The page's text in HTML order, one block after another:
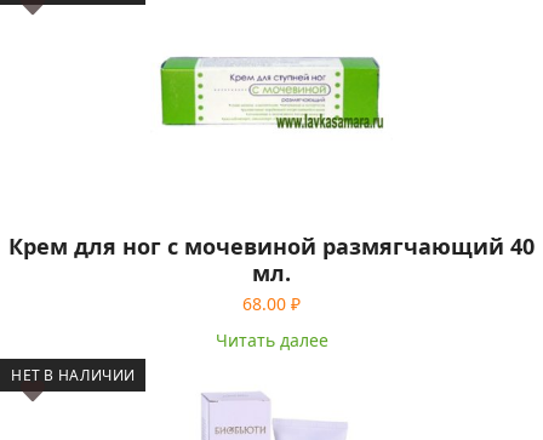
Крем для ног с мочевиной размягчающий 40
мл.
68.00 ₽
Читать далее
НЕТ В НАЛИЧИИ